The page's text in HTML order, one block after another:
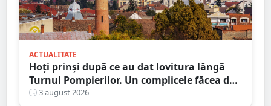
ACTUALITATE
Hoți prinși după ce au dat lovitura lângă
Turnul Pompierilor. Un complicele făcea de
pază
3 august 2026